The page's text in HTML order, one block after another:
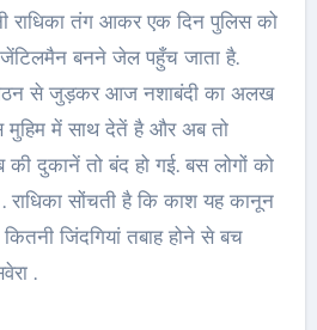
राधिका तंग आकर एक दिन पुलिस को
बनने जेल पहुँच जाता है.
से जुड़कर आज नशाबंदी का अलख
मुहिम में साथ देतें है और अब तो
दुकानें तो बंद हो गई. बस लोगों को
राधिका सोंचती है कि काश यह कानून
जिंदगियां तबाह होने से बच
.